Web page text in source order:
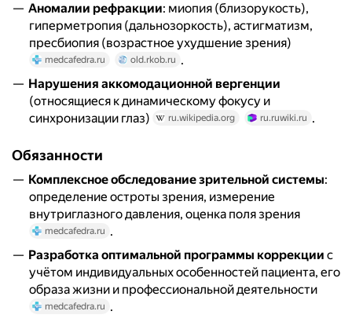
Аномалии рефракции: миопия (близорукость),
гиперметропия (дальнозоркость), астигматизм,
пресбиопия (возрастное ухудшение зрения)
medcafedra.ru old.rkob.ru .
Нарушения аккомодационной вергенции
(относящиеся к динамическому фокусу и
синхронизации глаз)
ru.wikipedia.org ru.ruwiki.ru .
Обязанности
Комплексное обследование зрительной системы:
определение остроты зрения, измерение
внутриглазного давления, оценка поля зрения
medcafedra.ru .
Разработка оптимальной программы коррекции с
учётом индивидуальных особенностей пациента, его
образа жизни и профессиональной деятельности
medcafedra.ru .